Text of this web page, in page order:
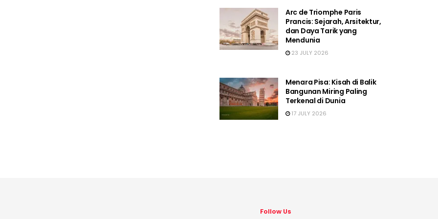
Arc de Triomphe Paris
Prancis: Sejarah, Arsitektur,
dan Daya Tarik yang
Mendunia
23 JULY 2026
Menara Pisa: Kisah di Balik
Bangunan Miring Paling
Terkenal di Dunia
17 JULY 2026
Follow Us